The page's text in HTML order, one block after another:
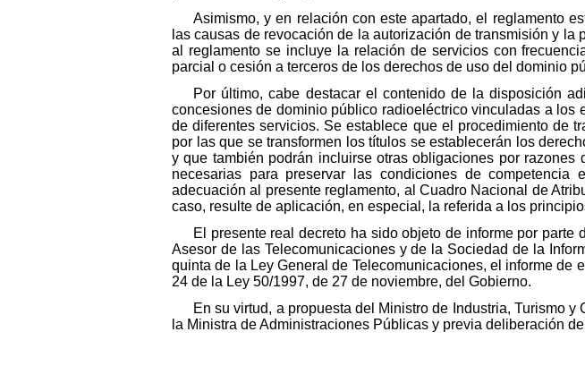
Asimismo, y en relación con este apartado, el reglamento
las causas de revocación de la autorización de transmisión y
al reglamento se incluye la relación de servicios con
parcial o cesión a terceros de los derechos de uso del dominio
Por último, cabe destacar el contenido de la disposición
concesiones de dominio público radioeléctrico vinculadas a
de diferentes servicios. Se establece que el procedimiento de
por las que se transformen los títulos se establecerán los
y que también podrán incluirse otras obligaciones por
necesarias para preservar las condiciones de
adecuación al presente reglamento, al Cuadro Nacional de
caso, resulte de aplicación, en especial, la referida a los
El presente real decreto ha sido objeto de informe por
Asesor de las Telecomunicaciones y de la Sociedad de la
quinta de la Ley General de Telecomunicaciones, el informe
24 de la Ley 50/1997, de 27 de noviembre, del Gobierno.
En su virtud, a propuesta del Ministro de Industria, Turismo
la Ministra de Administraciones Públicas y previa deliberación